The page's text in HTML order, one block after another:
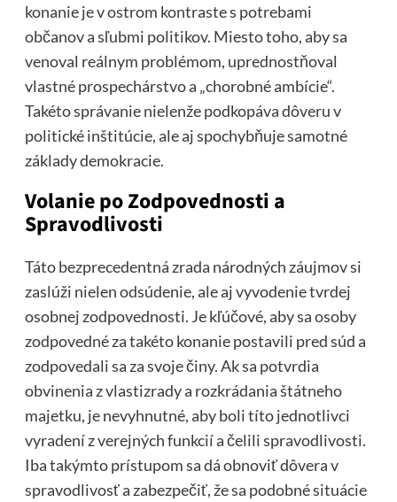
konanie je v ostrom kontraste s potrebami
občanov a sľubmi politikov. Miesto toho, aby sa
venoval reálnym problémom, uprednostňoval
vlastné prospechárstvo a „chorobné ambície“.
Takéto správanie nielenže podkopáva dôveru v
politické inštitúcie, ale aj spochybňuje samotné
základy demokracie.
Volanie po Zodpovednosti a
Spravodlivosti
Táto bezprecedentná zrada národných záujmov si
zaslúži nielen odsúdenie, ale aj vyvodenie tvrdej
osobnej zodpovednosti. Je kľúčové, aby sa osoby
zodpovedné za takéto konanie postavili pred súd a
zodpovedali sa za svoje činy. Ak sa potvrdia
obvinenia z vlastizrady a rozkrádania štátneho
majetku, je nevyhnutné, aby boli títo jednotlivci
vyradení z verejných funkcií a čelili spravodlivosti.
Iba takýmto prístupom sa dá obnoviť dôvera v
spravodlivosť a zabezpečiť, že sa podobné situácie